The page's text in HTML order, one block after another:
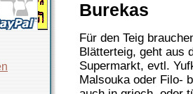
Burekas
Für den Teig
Blätterteig, geht aus
Supermarkt, evtl.
Malsouka oder Filo-